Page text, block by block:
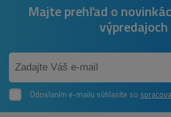
Majte prehľad o
výpredajoch
Odoslaním e-mailu súhlasíte so